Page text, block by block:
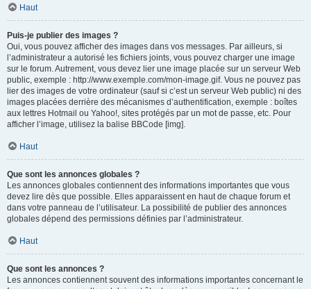
Haut
Puis-je publier des images ?
Oui, vous pouvez afficher des images dans vos messages. Par ailleurs, si
l’administrateur a autorisé les fichiers joints, vous pouvez charger une image
sur le forum. Autrement, vous devez lier une image placée sur un serveur Web
public, exemple : http://www.exemple.com/mon-image.gif. Vous ne pouvez pas
lier des images de votre ordinateur (sauf si c’est un serveur Web public) ni des
images placées derrière des mécanismes d’authentification, exemple : boîtes
aux lettres Hotmail ou Yahoo!, sites protégés par un mot de passe, etc. Pour
afficher l’image, utilisez la balise BBCode [img].
Haut
Que sont les annonces globales ?
Les annonces globales contiennent des informations importantes que vous
devez lire dès que possible. Elles apparaissent en haut de chaque forum et
dans votre panneau de l’utilisateur. La possibilité de publier des annonces
globales dépend des permissions définies par l’administrateur.
Haut
Que sont les annonces ?
Les annonces contiennent souvent des informations importantes concernant le